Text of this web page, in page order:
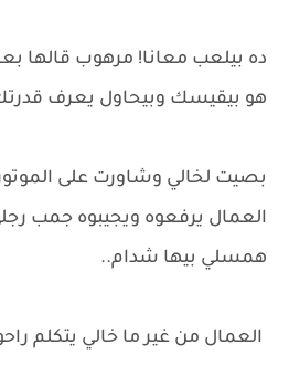
ده بيلعب معانا! مرهوب قالها
هو بيقيسك وبيحاول يعرف
بصيت لخالي وشاورت على الموتور
العمال يرفعوه ويجيبوه جمب
همسلي بيها شدام..
العمال من غير ما خالي يتكلم